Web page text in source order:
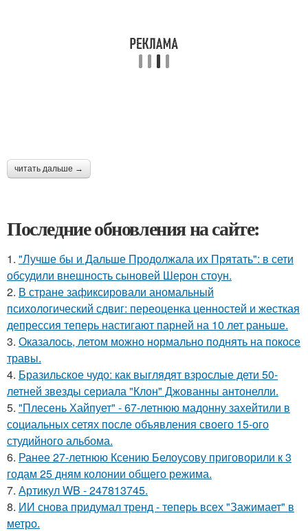
читать дальше →
Последние обновления на сайте:
1. "Лучше бы и Дальше Продолжала их Прятать": в сети
обсудили внешность сыновей Шерон стоун.
2. В стране зафиксировали аномальный
психологический сдвиг: переоценка ценностей и жесткая
депрессия теперь настигают парней на 10 лет раньше.
3. Оказалось, летом можно нормально поднять на покосе
травы.
4. Бразильское чудо: как выглядят взрослые дети 50-
летней звезды сериала "Клон" Джованны антонелли.
5. "Плесень Хайпует" - 67-летнюю мадонну захейтили в
социальных сетях после объявления своего 15-ого
студийного альбома.
6. Ранее 27-летнюю Ксению Белоусову приговорили к 3
годам 25 дням колонии общего режима.
7. Артикул WB - 247813745.
8. ИИ снова придумал тренд - теперь всех "Зажимает" в
метро.